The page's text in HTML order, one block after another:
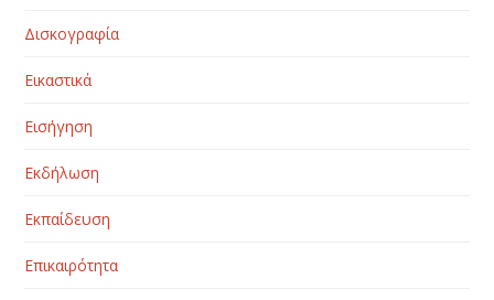
Δισκογραφία
Εικαστικά
Εισήγηση
Εκδήλωση
Εκπαίδευση
Επικαιρότητα